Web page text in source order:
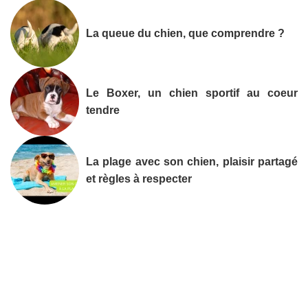
La queue du chien, que comprendre ?
Le Boxer, un chien sportif au coeur
tendre
La plage avec son chien, plaisir partagé
et règles à respecter